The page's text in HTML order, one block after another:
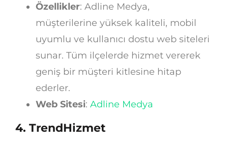
Özellikler: Adline Medya,
müşterilerine yüksek kaliteli, mobil
uyumlu ve kullanıcı dostu web siteleri
sunar. Tüm ilçelerde hizmet vererek
geniş bir müşteri kitlesine hitap
ederler.
Web Sitesi: Adline Medya
4. TrendHizmet